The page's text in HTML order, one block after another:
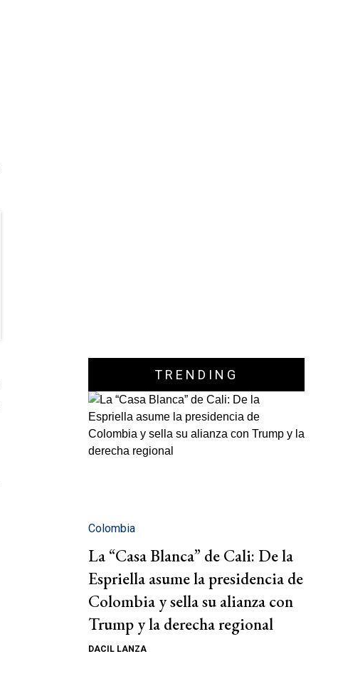
TRENDING
Colombia
La “Casa Blanca” de Cali: De la
Espriella asume la presidencia de
Colombia y sella su alianza con
Trump y la derecha regional
DACIL LANZA